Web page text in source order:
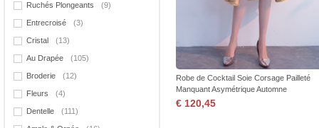
Ruchés Plongeants (9)
Entrecroisé (3)
Cristal (13)
Au Drapée (105)
Broderie (12)
Fleurs (4)
Dentelle (111)
Robe de Cocktail Soie Corsage Pailleté
Manquant Asymétrique Automne
€ 120,45